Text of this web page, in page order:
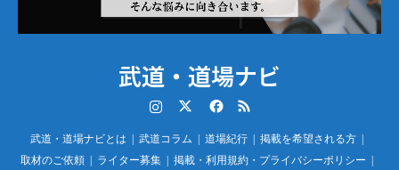
武道・道場ナビ
RSS
武道・道場ナビとは 武道コラム 道場紀行
掲載を希望される方
取材のご依頼
ライター募集 掲載・利用規約・プライバシーポリシー